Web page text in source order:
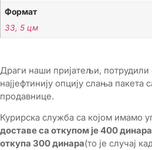
Формат
33, 5 цм
Драги наши пријатељи,
најјефтинију опцију слања пакета
продавнице.
Курирска служба са којом имамо
доставе са откупом је 400 динара
откупа 300 динара(то је случај